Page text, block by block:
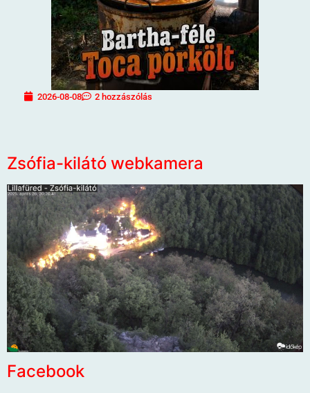
2026-08-08 2 hozzászólás
Zsófia-kilátó webkamera
Facebook